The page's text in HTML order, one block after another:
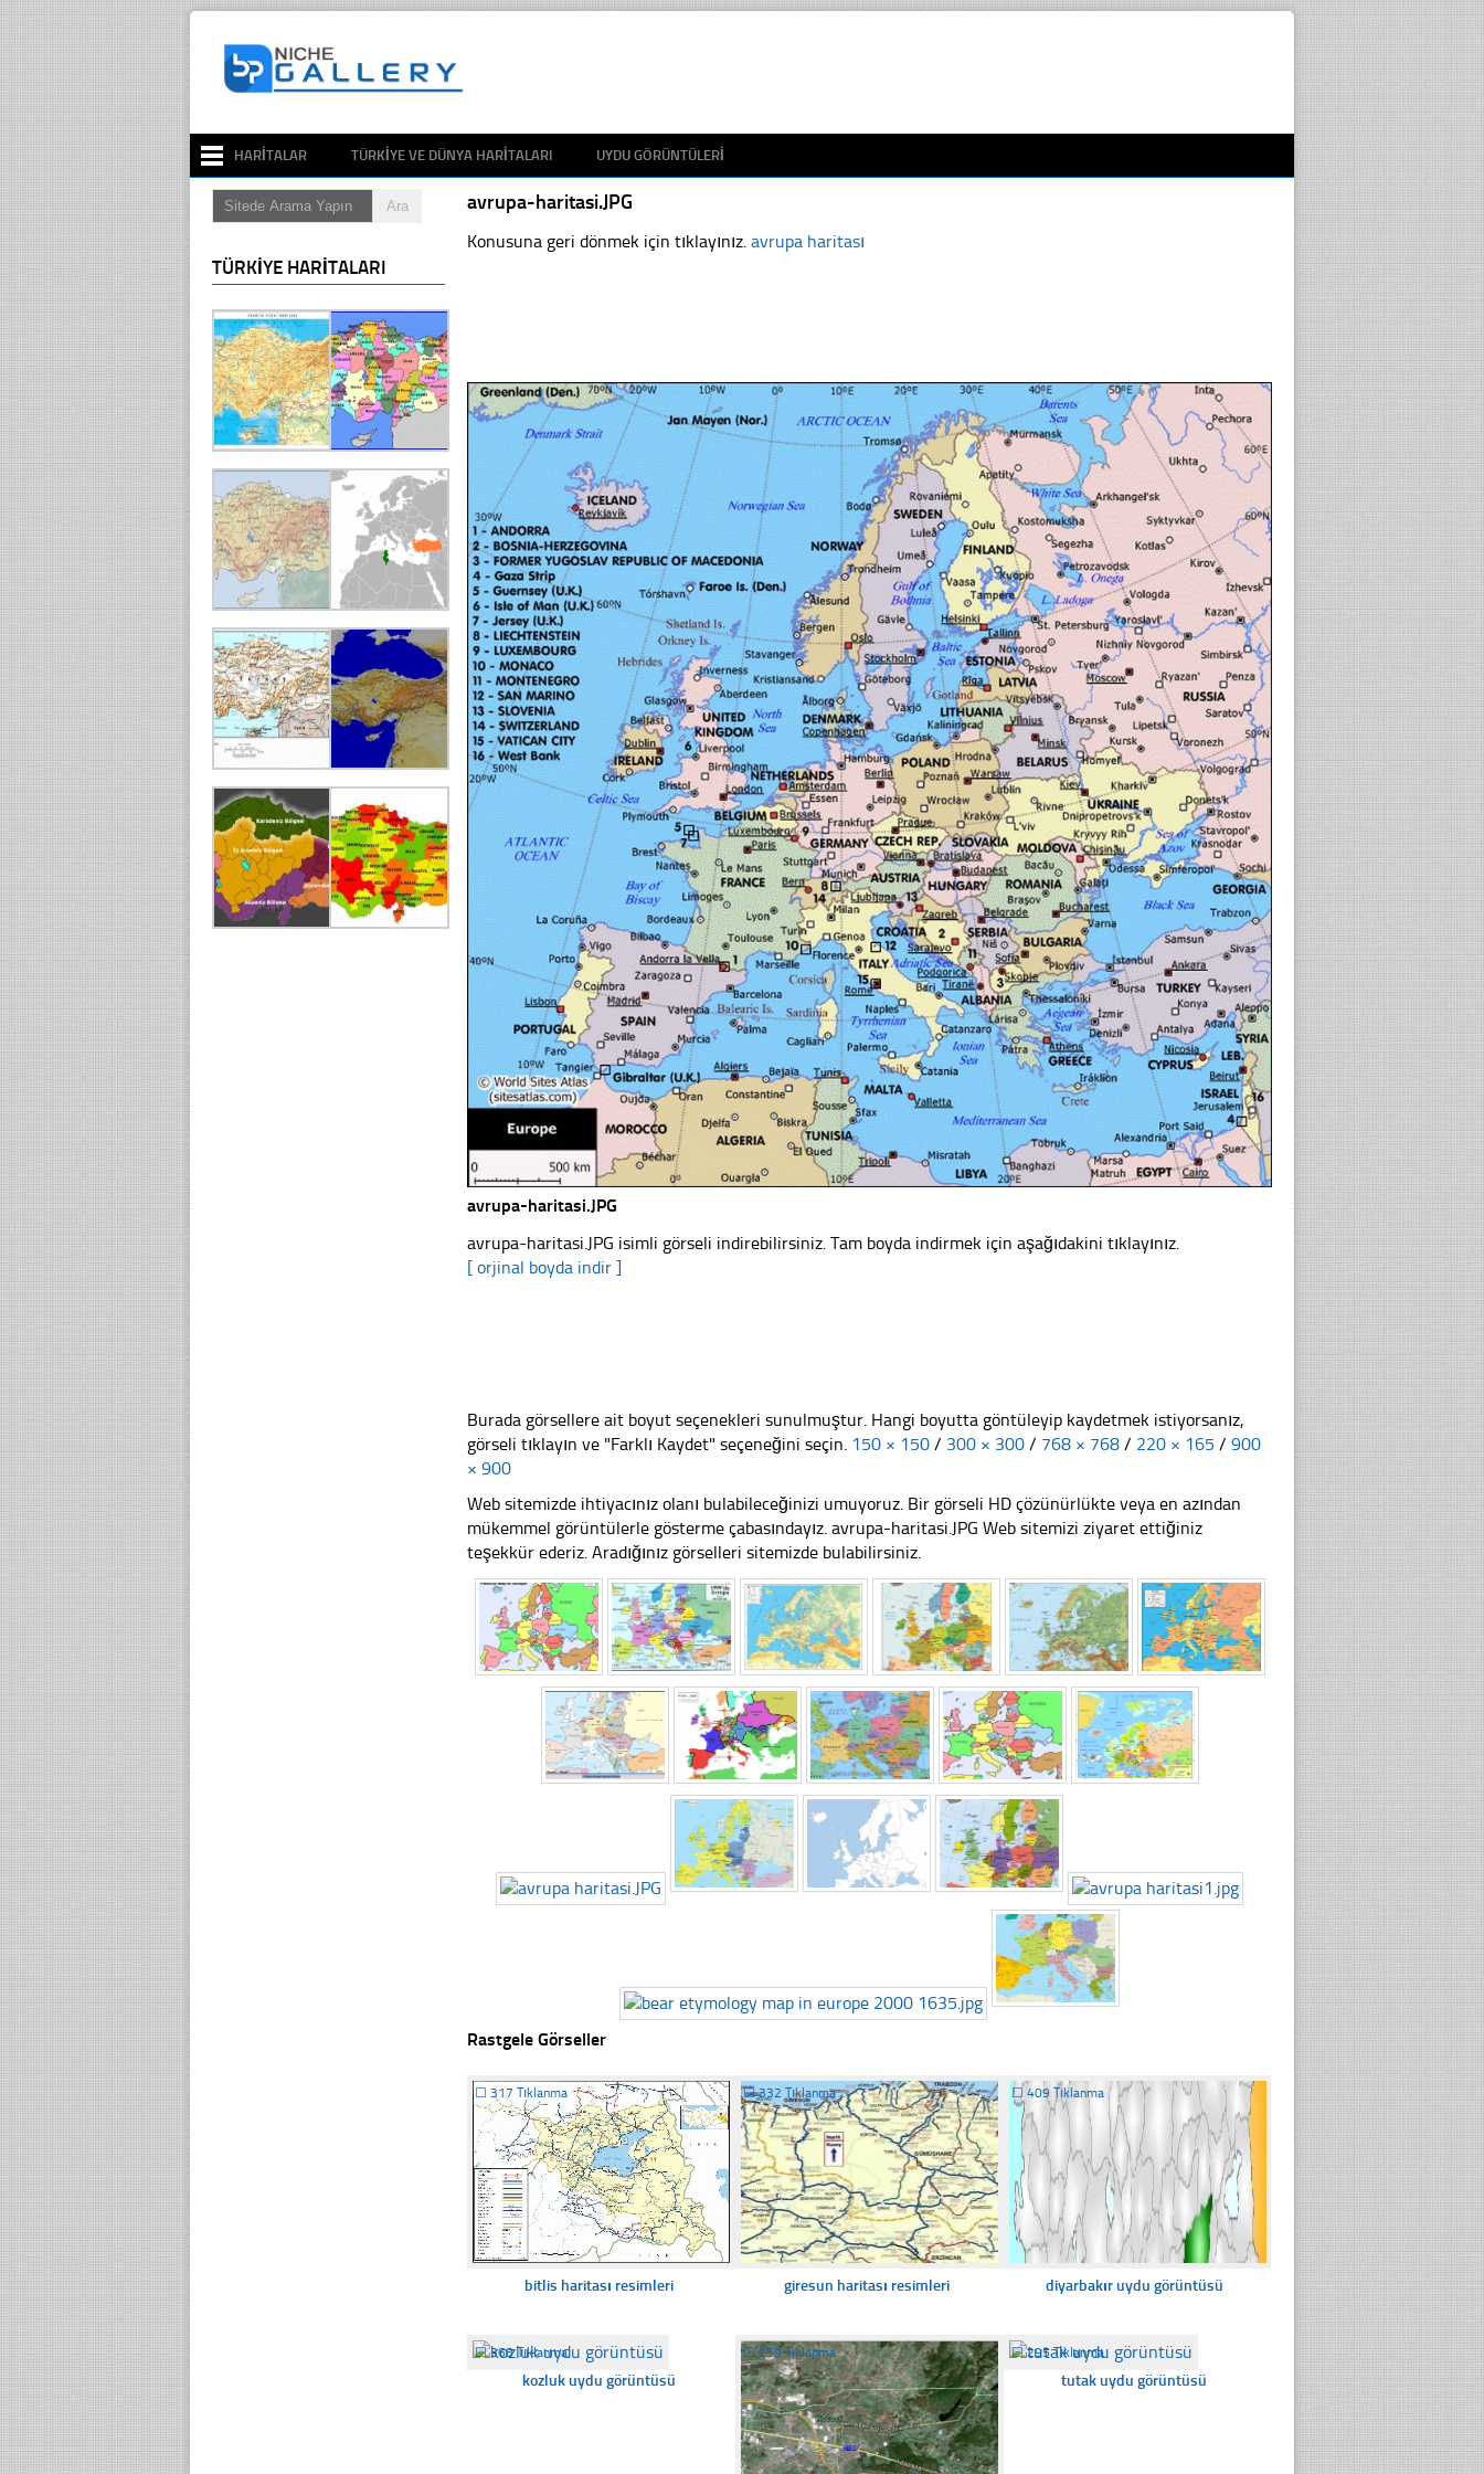
HARITALAR TÜRKIYE VE DÜNYA HARITALARI UYDU GÖRÜNTÜLERI
avrupa-haritasi.JPG
Konusuna geri dönmek için tıklayınız.avrupa haritası
avrupa-haritasi.JPG
avrupa-haritasi.JPG isimli görseli indirebilirsiniz. Tam boyda indirmek için aşağıdakini tıklayınız.
[ orjinal boyda indir ]
Burada görsellere ait boyut seçenekleri sunulmuştur. Hangi boyutta göntüleyip kaydetmek istiyorsanız,
görseli tıklayın ve "Farklı Kaydet" seçeneğini seçin. 150 × 150 / 300 × 300 / 768 × 768 / 220 × 165 / 900
× 900
Web sitemizde ihtiyacınız olanı bulabileceğinizi umuyoruz. Bir görseli HD çözünürlükte veya en azından
mükemmel görüntülerle gösterme çabasındayız. avrupa-haritasi.JPG Web sitemizi ziyaret ettiğiniz
teşekkür ederiz. Aradığınız görselleri sitemizde bulabilirsiniz.
Rastgele Görseller
☐ 317 Tıklanma
bitlis haritası resimleri
☐332 Tıklanma
giresun haritası resimleri
☐ 409 Tıklanma
diyarbakır uydu görüntüsü
☐368 Tıklanma
kozluk uydu görüntüsü
☐259 Tıklanma ☐295 Tıklanma
tutak uydu görüntüsü
TÜRKIYE HARITALARI